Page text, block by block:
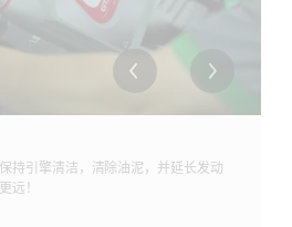
持引擎清洁，清除油泥，并延长发动
远！